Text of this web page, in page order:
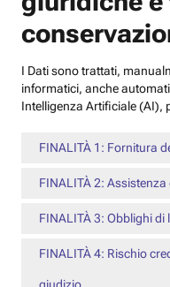
I Dati sono trattati,
informatici, anche
Intelligenza Artificiale (AI),
FINALITÀ 1: Fornitura
FINALITÀ 2:
FINALITÀ 3: Obblighi di
FINALITÀ 4: Rischio